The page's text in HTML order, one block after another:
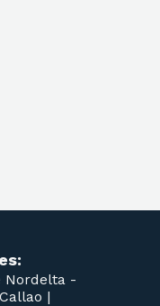
Nordelta -
|